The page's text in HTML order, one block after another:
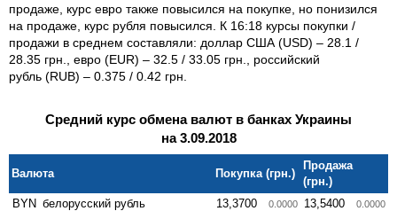
продаже, курс евро также повысился на покупке, но понизился
на продаже, курс рубля повысился. К 16:18 курсы покупки /
продажи в среднем составляли: доллар США (USD) – 28.1 /
28.35 грн., евро (EUR) – 32.5 / 33.05 грн., российский
рубль (RUB) – 0.375 / 0.42 грн.
Средний курс обмена валют в банках Украины
на 3.09.2018
Валюта Покупка (грн.)
Продажа
(грн.)
BYN белорусский рубль 13,3700 0.0000 13,5400 0.0000